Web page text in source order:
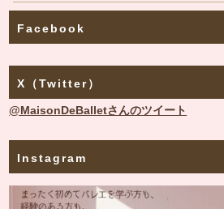
Facebook
X（Twitter）
@MaisonDeBalletさんのツイート
Instagram